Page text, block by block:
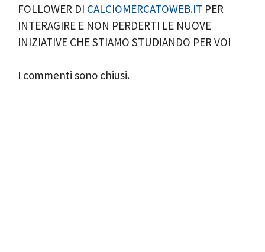
FOLLOWER DI CALCIOMERCATOWEB.IT PER
INTERAGIRE E NON PERDERTI LE NUOVE
INIZIATIVE CHE STIAMO STUDIANDO PER VOI
I commenti sono chiusi.